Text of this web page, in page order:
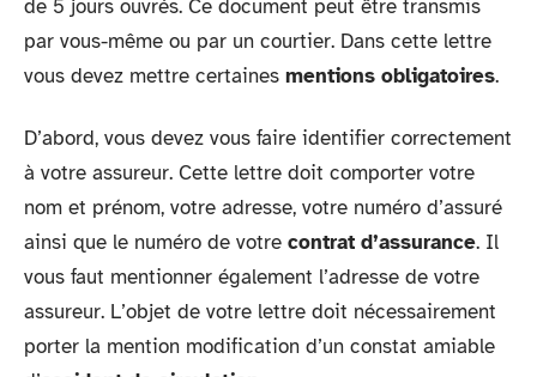
de 5 jours ouvrés. Ce document peut être transmis
par vous-même ou par un courtier. Dans cette lettre
vous devez mettre certaines mentions obligatoires.
D’abord, vous devez vous faire identifier correctement
à votre assureur. Cette lettre doit comporter votre
nom et prénom, votre adresse, votre numéro d’assuré
ainsi que le numéro de votre contrat d’assurance. Il
vous faut mentionner également l’adresse de votre
assureur. L’objet de votre lettre doit nécessairement
porter la mention modification d’un constat amiable